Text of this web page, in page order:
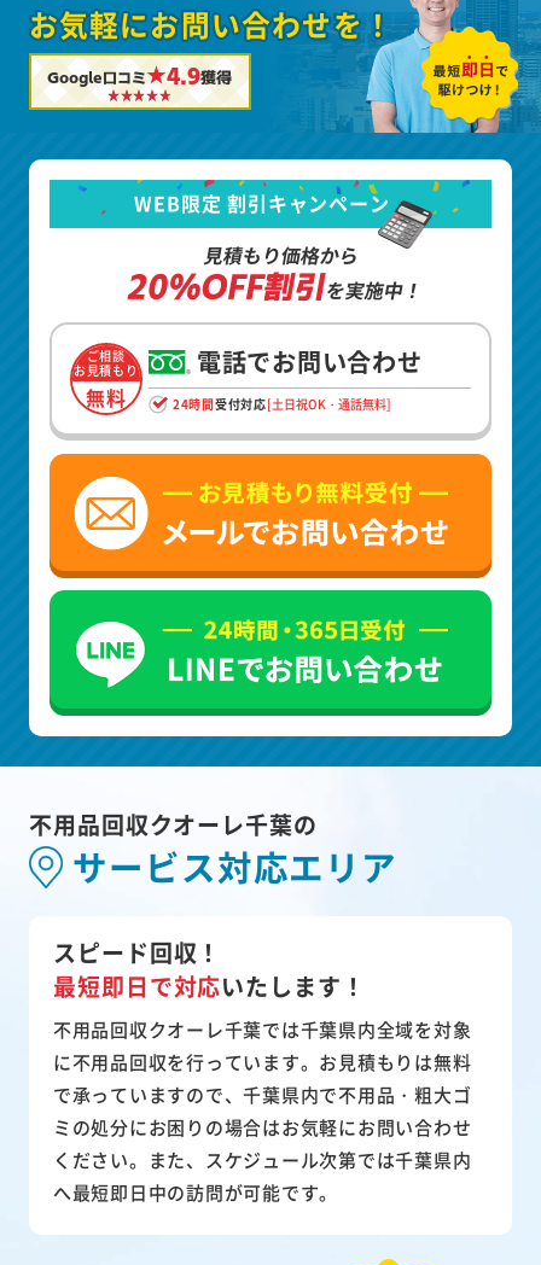
お気軽にお問い合わせを！
Google口コミ★4.9獲得
WEB限定 割引キャンペーン
見積もり価格から
20%OFF割引を実施中！
ご相談
お見積もり
無料
電話でお問い合わせ
24時間受付対応[土日祝OK・通話無料]
不用品回収クオーレ千葉の
サービス対応エリア
スピード回収！
最短即日で対応いたします！
不用品回収クオーレ千葉では千葉県内全域を対象
に不用品回収を行っています。お見積もりは無料
で承っていますので、千葉県内で不用品・粗大ゴ
ミの処分にお困りの場合はお気軽にお問い合わせ
ください。また、スケジュール次第では千葉県内
へ最短即日中の訪問が可能です。